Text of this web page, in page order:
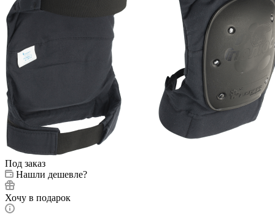
Под заказ
Нашли дешевле?
Хочу в подарок